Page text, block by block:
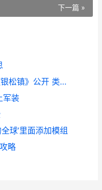
下一篇 »
类银河恶魔城生存恐怖游戏《银松镇》公开 类银河恶魔城2020新游戏
军装
球’里面添加模组
略